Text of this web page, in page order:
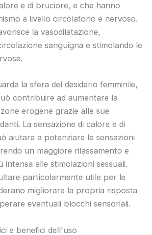
e di bruciore, e che hanno
a livello circolatorio e nervoso.
la vasodilatazione,
sanguigna e stimolando le
la sfera del desiderio femminile,
contribuire ad aumentare la
erogene grazie alle sue
La sensazione di calore e di
aiutare a potenziare le sensazioni
un maggiore rilassamento e
intensa alle stimolazioni sessuali.
particolarmente utile per le
migliorare la propria risposta
eventuali blocchi sensoriali.
e benefici dell'uso